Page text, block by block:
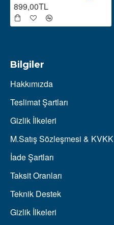
899,00TL
Bilgiler
Hakkımızda
Teslimat Şartları
Gizlik İlkeleri
M.Satış Sözleşmesi & KVKK
İade Şartları
Taksit Oranları
Teknik Destek
Gizlik İlkeleri